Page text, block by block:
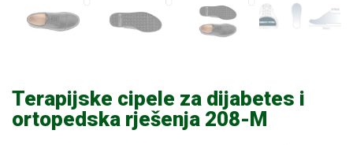
Terapijske cipele za dijabetes i
ortopedska rješenja 208-M